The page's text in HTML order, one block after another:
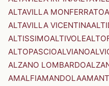
ALTAVILLA MONFERRATO
ALTAVILLA VICENTINA
ALTISSIMOALTIVOLE
ALTOPASCIOALVIANO
ALZANO LOMBARDO
AMALFIAMANDOLA